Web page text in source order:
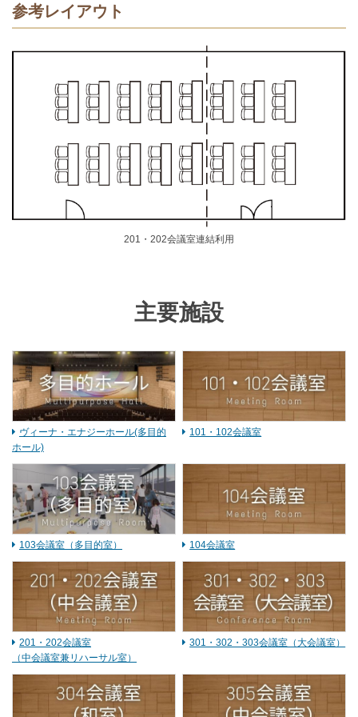
参考レイアウト
201・202会議室連結利用
主要施設
ヴィーナ・エナジーホール(多目的
ホール)
101・102会議室
103会議室（多目的室） 104会議室
201・202会議室
（中会議室兼リハーサル室）
301・302・303会議室（大会議室）